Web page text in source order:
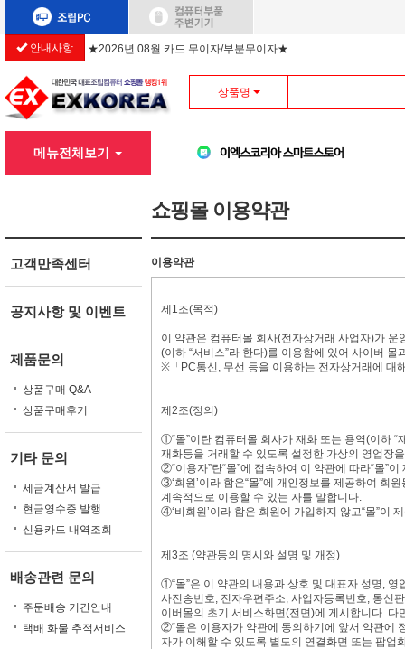
안내사항 ★2026년 08월 카드 무이자/부분무이자★
상품명
메뉴전체보기
고객만족센터
공지사항 및 이벤트
제품문의
상품구매 Q&A
상품구매후기
기타 문의
세금계산서 발급
현금영수증 발행
신용카드 내역조회
배송관련 문의
주문배송 기간안내
택배 화물 추적서비스
쇼핑몰 이용약관
이용약관
제1조(목적)
이 약관은 컴퓨터몰 회사(전자상거래 사업자)가 운
(이하 “서비스”라 한다)를 이용함에 있어 사이버
※「PC통신, 무선 등을 이용하는 전자상거래에 대
제2조(정의)
①“몰”이란 컴퓨터몰 회사가 재화 또는 용역(이하
재화등을 거래할 수 있도록 설정한 가상의 영업장
②“이용자”란“몰”에 접속하여 이 약관에 따라“몰”
③‘회원’이라 함은“몰”에 개인정보를 제공하여 회
계속적으로 이용할 수 있는 자를 말합니다.
④‘비회원’이라 함은 회원에 가입하지 않고“몰”이
제3조 (약관등의 명시와 설명 및 개정)
①“몰”은 이 약관의 내용과 상호 및 대표자 성명,
사전송번호, 전자우편주소, 사업자등록번호, 통신
이버몰의 초기 서비스화면(전면)에 게시합니다.
②“몰은 이용자가 약관에 동의하기에 앞서 약관에
자가 이해할 수 있도록 별도의 연결화면 또는 팝업